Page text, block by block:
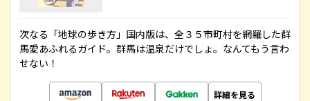
次なる「地球の歩き方」国内版は、全３５市町村を網羅した群
馬愛あふれるガイド。群馬は温泉だけでしょ。なんてもう言わ
せない！
詳細を見る